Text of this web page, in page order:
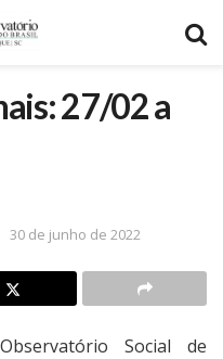
27/02 a
30 de junho de 2022
Social de